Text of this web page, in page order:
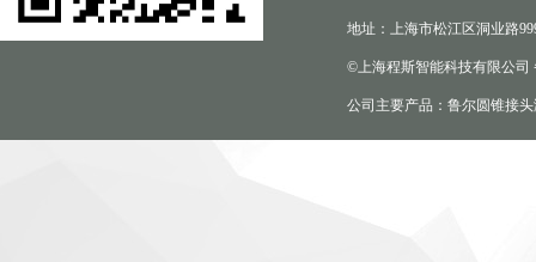
地址：上海市松江区洞业路
©上海程斯智能科技有限公司
公司主要产品：鲁尔圆锥接